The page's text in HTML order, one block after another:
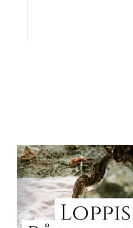
Vi skall ha loppis!
I Vellnez anda;...
6